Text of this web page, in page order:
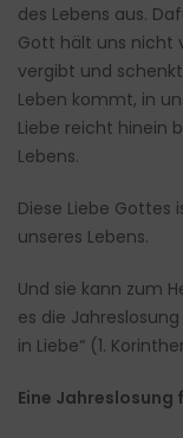
des Lebens aus.
Gott hält uns nicht
vergibt und
Leben kommt, in
Liebe reicht hinein
Lebens.
Diese Liebe Gottes
unseres Lebens.
Und sie kann zum
es die
in Liebe“ (1.
Eine Jahreslosung